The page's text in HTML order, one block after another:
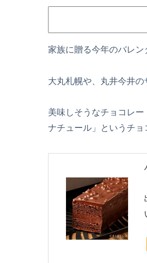
家族に贈る今年のバレ
大丸札幌や、丸井今井
美味しそうなチョコレ
ナチュール」というチ